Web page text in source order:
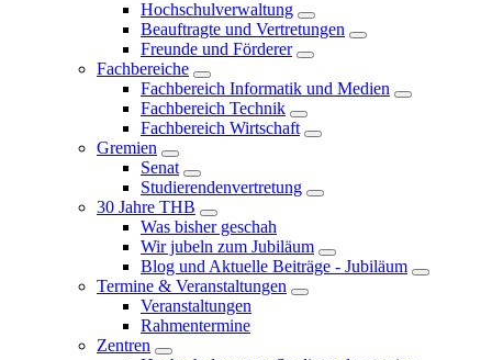
Hochschulverwaltung
Beauftragte und Vertretungen
Freunde und Förderer
Fachbereiche
Fachbereich Informatik und Medien
Fachbereich Technik
Fachbereich Wirtschaft
Gremien
Senat
Studierendenvertretung
30 Jahre THB
Was bisher geschah
Wir jubeln zum Jubiläum
Blog und Aktuelle Beiträge - Jubiläum
Termine & Veranstaltungen
Veranstaltungen
Rahmentermine
Zentren